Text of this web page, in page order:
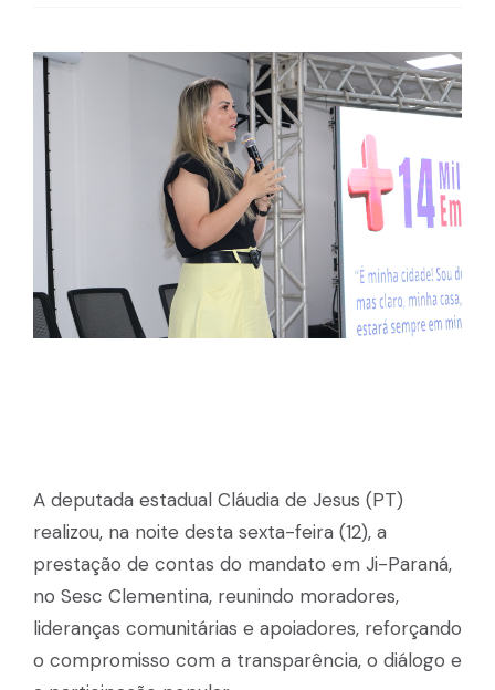
A deputada estadual Cláudia de Jesus (PT)
realizou, na noite desta sexta-feira (12), a
prestação de contas do mandato em Ji-Paraná,
no Sesc Clementina, reunindo moradores,
lideranças comunitárias e apoiadores, reforçando
o compromisso com a transparência, o diálogo e